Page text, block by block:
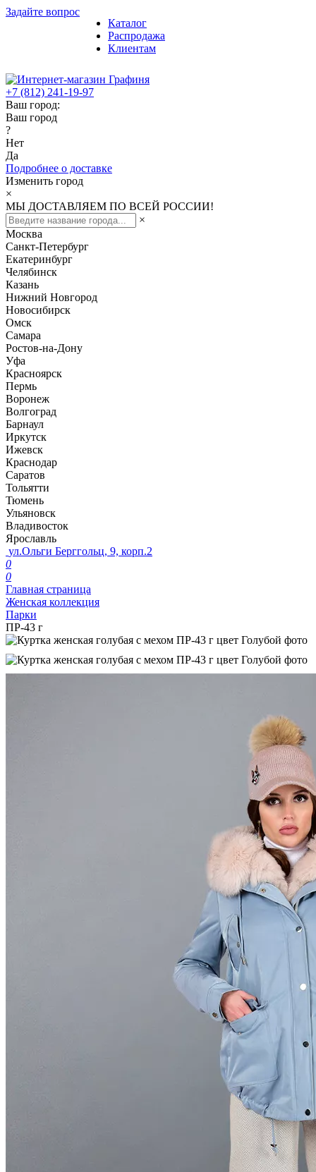
Задайте вопрос
Каталог
Распродажа
Клиентам
+7 (812) 241-19-97
Ваш город:
Ваш город
?
Нет
Да
Подробнее о доставке
Изменить город
×
МЫ ДОСТАВЛЯЕМ ПО ВСЕЙ РОССИИ!
×
Москва
Санкт-Петербург
Екатеринбург
Челябинск
Казань
Нижний Новгород
Новосибирск
Омск
Самара
Ростов-на-Дону
Уфа
Красноярск
Пермь
Воронеж
Волгоград
Барнаул
Иркутск
Ижевск
Краснодар
Саратов
Тольятти
Тюмень
Ульяновск
Владивосток
Ярославль
ул.Ольги Берггольц, 9, корп.2
0
0
Главная страница
Женская коллекция
Парки
ПР-43 г